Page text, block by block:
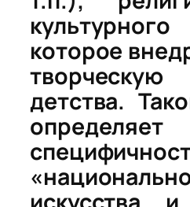
которое
детства.
определяет